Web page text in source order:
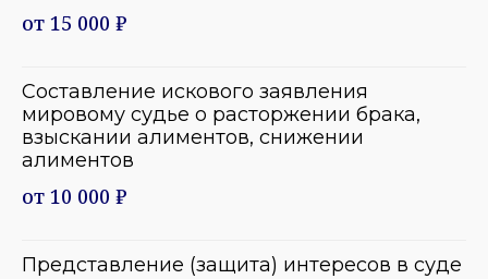
от 15 000 ₽
Составление искового заявления
мировому судье о расторжении брака,
взыскании алиментов, снижении
алиментов
от 10 000 ₽
Представление (защита) интересов в суде